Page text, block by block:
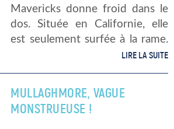
Mavericks donne froid dans le
dos. Située en Californie, elle
est seulement surfée à la rame.
Car elle est excessivement
mythique ? […]
LIRE LA SUITE
MULLAGHMORE, VAGUE
MONSTRUEUSE !